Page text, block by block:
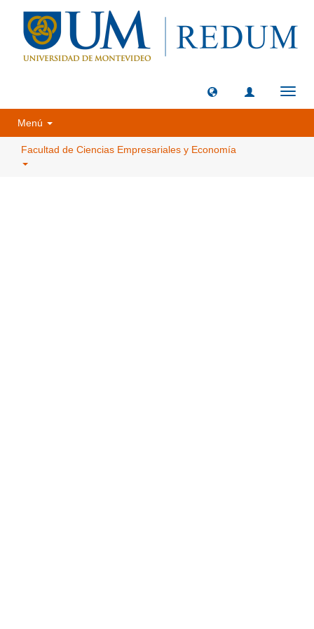
Menú
Facultad de Ciencias Empresariales y Economía